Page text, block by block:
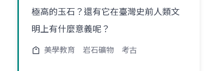
極高的玉石？還有它在臺灣史前人類文
明上有什麼意義呢？
美學教育 岩石礦物 考古